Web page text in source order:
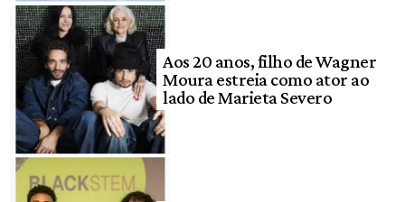
Aos 20 anos, filho de Wagner
Moura estreia como ator ao
lado de Marieta Severo